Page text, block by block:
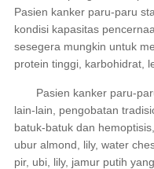
Pasien kanker paru-paru
kondisi kapasitas
sesegera mungkin untuk
protein tinggi, karbohidrat,
Pasien kanker paru-
lain-lain, pengobatan
batuk-batuk dan
ubur almond, lily, water
pir, ubi, lily, jamur putih